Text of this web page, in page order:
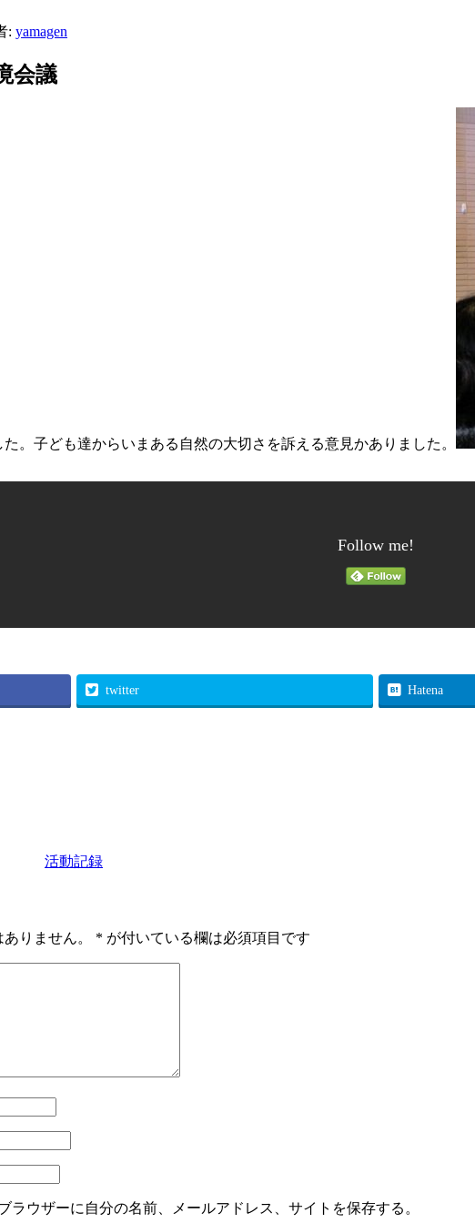
: yamagen
会議
。子ども達からいまある自然の大切さを訴える意見かありました。
Follow me!
twitter Hatena
活動記録
りません。 * が付いている欄は必須項目です
ラウザーに自分の名前、メールアドレス、サイトを保存する。